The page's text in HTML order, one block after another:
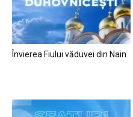
Învierea Fiului văduvei din Nain